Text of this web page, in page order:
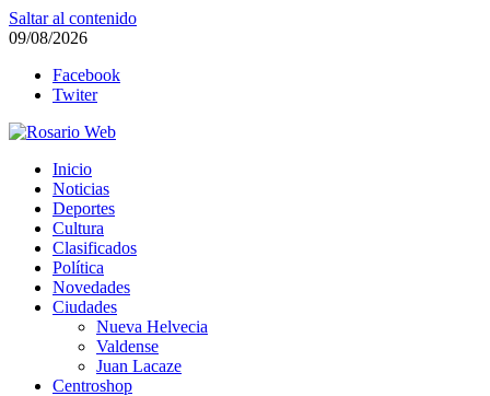
Saltar al contenido
09/08/2026
Facebook
Twiter
Rosario Web
Todas la noticias de Rosario y la zona
Inicio
Noticias
Deportes
Cultura
Clasificados
Política
Novedades
Ciudades
Nueva Helvecia
Valdense
Juan Lacaze
Centroshop